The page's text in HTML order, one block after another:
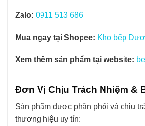
Zalo: 0911 513 686
Mua ngay tại Shopee: Kho bếp
Xem thêm sản phẩm tại website:
Đơn Vị Chịu Trách Nhiệm &
Sản phẩm được phân phối và chịu
thương hiệu uy tín: